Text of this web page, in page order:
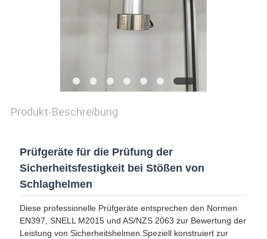
Produkt-Beschreibung
Prüfgeräte für die Prüfung der
Sicherheitsfestigkeit bei Stößen von
Schlaghelmen
Diese professionelle Prüfgeräte entsprechen den Normen
EN397, SNELL M2015 und AS/NZS 2063 zur Bewertung der
Leistung von Sicherheitshelmen.Speziell konstruiert zur